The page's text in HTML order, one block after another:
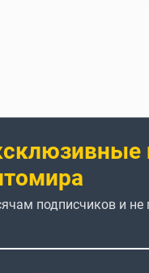
подписчиков и не